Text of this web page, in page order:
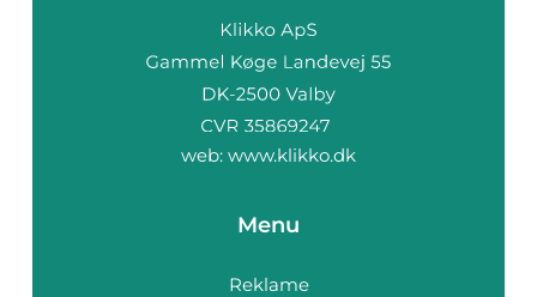
web: www.klikko.dk
Menu
Reklame